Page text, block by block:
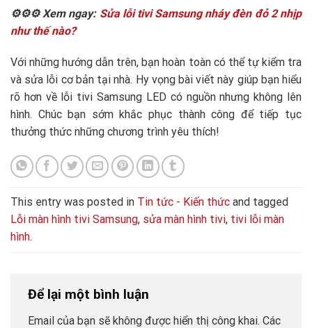
⚙️⚙️⚙️ Xem ngay: Sửa lỗi tivi Samsung nháy đèn đỏ 2 nhịp
như thế nào?
Với những hướng dẫn trên, bạn hoàn toàn có thể tự kiểm tra
và sửa lỗi cơ bản tại nhà. Hy vọng bài viết này giúp bạn hiểu
rõ hơn về lỗi tivi Samsung LED có nguồn nhưng không lên
hình. Chúc bạn sớm khắc phục thành công để tiếp tục
thưởng thức những chương trình yêu thích!
This entry was posted in Tin tức - Kiến thức and tagged
Lỗi màn hình tivi Samsung, sửa màn hình tivi, tivi lỗi màn
hình.
Để lại một bình luận
Email của bạn sẽ không được hiển thị công khai. Các